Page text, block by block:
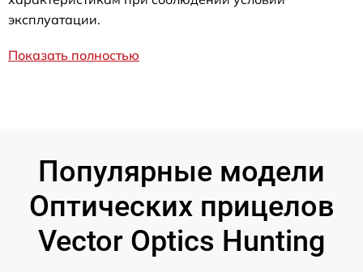
эксплуатации.
Показать полностью
Популярные модели
Оптических прицелов
Vector Optics Hunting